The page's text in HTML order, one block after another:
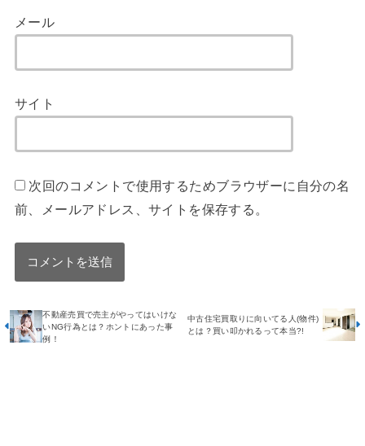
メール
サイト
次回のコメントで使用するためブラウザーに自分の名
前、メールアドレス、サイトを保存する。
不動産売買で売主がやってはいけな
いNG行為とは？ホントにあった事
例！
中古住宅買取りに向いてる人(物件)
とは？買い叩かれるって本当?!